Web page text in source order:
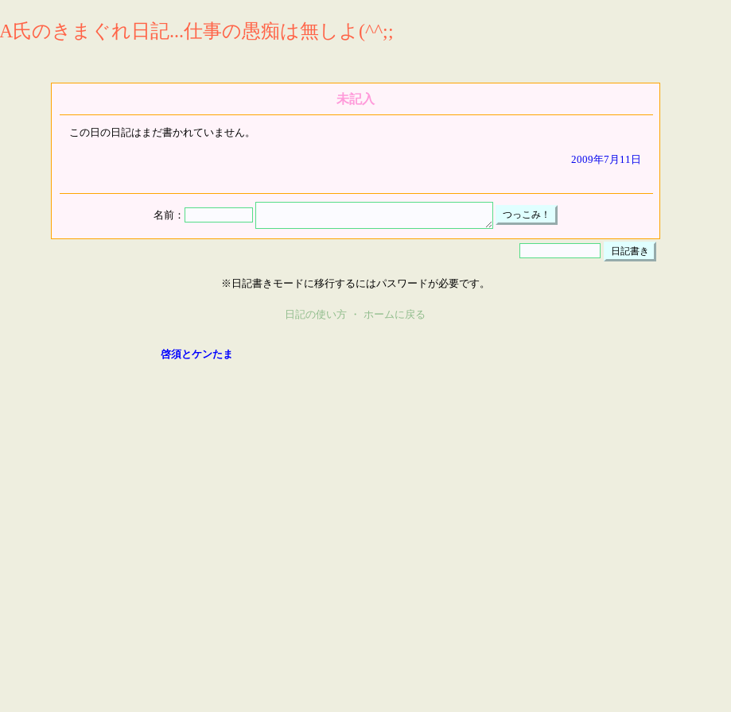
A氏のきまぐれ日記...仕事の愚痴は無しよ(^^;;
未記入
この日の日記はまだ書かれていません。
2009年7月11日
名前：
※日記書きモードに移行するにはパスワードが必要です。
日記の使い方 ・ ホームに戻る
啓須とケンたま